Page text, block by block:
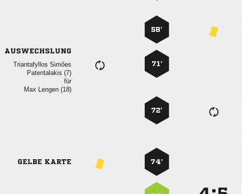
58’
AUSWECHSLUNG
 
 
für
  
71’
72’
GELBE KARTE 74’